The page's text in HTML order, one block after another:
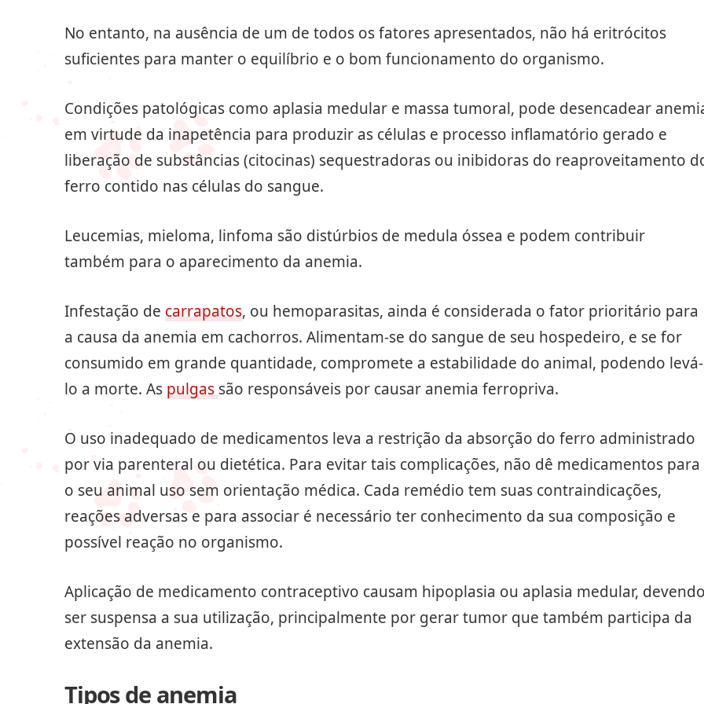
No entanto, na ausência de um de todos os fatores apresentados, não há eritrócitos
suficientes para manter o equilíbrio e o bom funcionamento do organismo.
Condições patológicas como aplasia medular e massa tumoral, pode desencadear
em virtude da inapetência para produzir as células e processo inflamatório gerado e
liberação de substâncias (citocinas) sequestradoras ou inibidoras do reaproveitamento
ferro contido nas células do sangue.
Leucemias, mieloma, linfoma são distúrbios de medula óssea e podem contribuir
também para o aparecimento da anemia.
Infestação de carrapatos, ou hemoparasitas, ainda é considerada o fator prioritário para
a causa da anemia em cachorros. Alimentam-se do sangue de seu hospedeiro, e se for
consumido em grande quantidade, compromete a estabilidade do animal, podendo levá-
lo a morte. As pulgas são responsáveis por causar anemia ferropriva.
O uso inadequado de medicamentos leva a restrição da absorção do ferro administrado
por via parenteral ou dietética. Para evitar tais complicações, não dê medicamentos para
o seu animal uso sem orientação médica. Cada remédio tem suas contraindicações,
reações adversas e para associar é necessário ter conhecimento da sua composição e
possível reação no organismo.
Aplicação de medicamento contraceptivo causam hipoplasia ou aplasia medular,
ser suspensa a sua utilização, principalmente por gerar tumor que também participa da
extensão da anemia.
Tipos de anemia